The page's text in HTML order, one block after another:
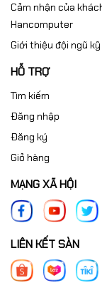
✅ Giá cạnh tranh
✅ Tư vấn kỹ
✅ Giao hàng
📞Liên hệ ngay:
báo giá tốt nhất
Cảm nhận của
Hancomputer
Giới thiệu đội ngũ
HỖ TRỢ
Tìm kiếm
Đăng nhập
Đăng ký
Giỏ hàng
MẠNG XÃ HỘI
LIÊN KẾT SÀN